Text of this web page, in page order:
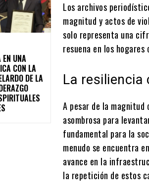
EN UNA
CON LA
DE LA
Los archivos
magnitud y actos de
solo representa una
resuena en los hogares
La resiliencia
A pesar de la magnitud
asombrosa para
fundamental para la
menudo se encuentra
avance en la
la repetición de estos